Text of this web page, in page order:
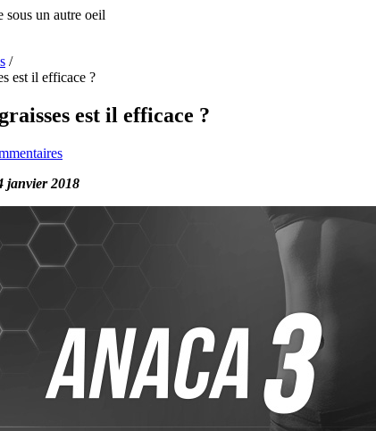
sous un autre oeil
/
est il efficace ?
est il efficace ?
janvier 2018